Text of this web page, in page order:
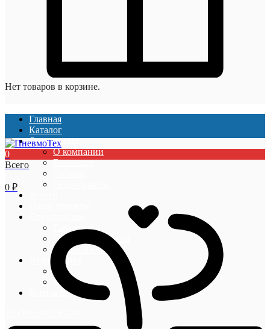
Нет товаров в корзине.
Главная
Каталог
О компании
О компании
Вакансии
Гарантии
Оплата и доставка
Акции и скидки
Информация
Блог
Новости
Контакты
0
Всего
0 ₽